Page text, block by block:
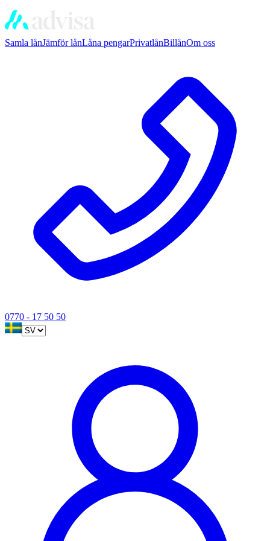
Samla lånJämför lånLåna pengarPrivatlånBillånOm oss
0770 - 17 50 50